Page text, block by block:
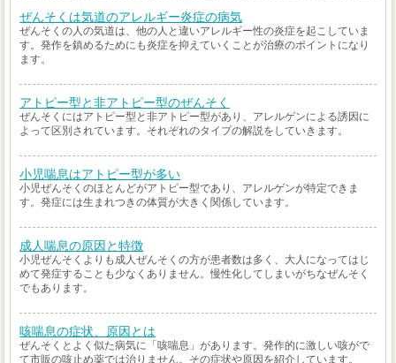
ぜんそくは気道のアレルギー炎症の病気
ぜんそくの人の気道は、他の人と違いアレルギー性の炎症を起こしていま
す。発作を鎮めるためにも炎症を抑えていくことが治療のポイントになり
ます。
アトピー型と非アトピー型のぜんそく
ぜんそくにはアトピー型と非アトピー型があり、アレルゲンによる誘因に
よって区別されています。それぞれのタイプの解説をしていきます。
小児喘息はアトピー型が多い
小児ぜんそくのほとんどがアトピー型であり、アレルゲンが特定できま
す。発症には生まれつきの体質が大きく関係しています。
成人喘息の原因と特徴
小児ぜんそくよりも成人ぜんそくの方が患者数は多く、大人になってはじ
めて発症することも少なくありません。慢性化してしまいがちなぜんそく
でもあります。
咳喘息の症状、原因とは
ぜんそくとよく似た病気に「咳喘息」があります。発作的に激しい咳がで
て市販の咳止め薬では治りません。その症状や原因を紹介しています。